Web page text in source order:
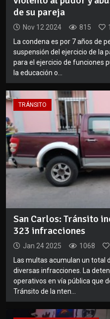
de su pareja
Nov 12 2024 815
La condena es por 7 años de
suspensión del ejercicio de la
para el ejercicio de funciones
la educación o...
TRÁNSITO
San Carlos: Tránsito
323 infracciones
Jan 24 2025 1068
Las multas acumulan un total
diversas infracciones. La
operativos en vía pública que
Tránsito de la nten...